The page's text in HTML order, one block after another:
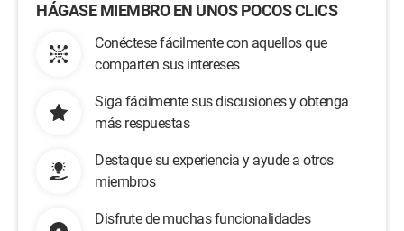
HÁGASE MIEMBRO EN UNOS POCOS CLICS
Conéctese fácilmente con aquellos que
comparten sus intereses
Siga fácilmente sus discusiones y obtenga
más respuestas
Destaque su experiencia y ayude a otros
miembros
Disfrute de muchas funcionalidades